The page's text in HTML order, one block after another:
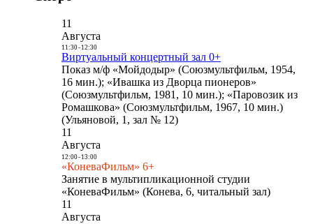
11
Августа
11:30- 12:30
Виртуальный концертный зал 0+
Показ м/ф «Мойдодыр» (Союзмультфильм, 1954,
16 мин.); «Ивашка из Дворца пионеров»
(Союзмультфильм, 1981, 10 мин.); «Паровозик из
Ромашкова» (Союзмультфильм, 1967, 10 мин.)
(Ульяновой, 1, зал № 12)
11
Августа
12:00- 13:00
«КоневаФильм» 6+
Занятие в мультипликационной студии
«КоневаФильм» (Конева, 6, читальный зал)
11
Августа